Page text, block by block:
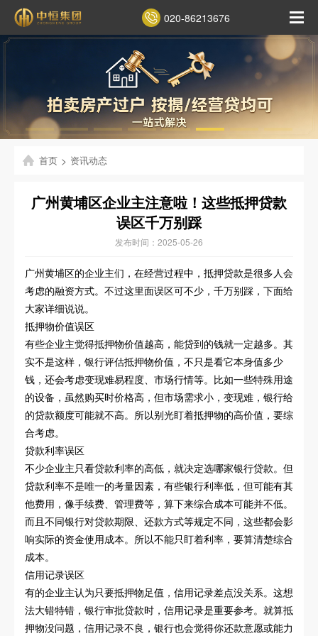
020-86213676
首页 > 资讯动态
广州黄埔区企业主注意啦！这些抵押贷款
误区千万别踩
发布时间：2025-05-26
广州黄埔区的企业主们，在经营过程中，抵押贷款是很多人会
考虑的融资方式。不过这里面误区可不少，千万别踩，下面给
大家详细说说。
抵押物价值误区
有些企业主觉得抵押物价值越高，能贷到的钱就一定越多。其
实不是这样，银行评估抵押物价值，不只是看它本身值多少
钱，还会考虑变现难易程度、市场行情等。比如一些特殊用途
的设备，虽然购买时价格高，但市场需求小，变现难，银行给
的贷款额度可能就不高。所以别光盯着抵押物的高价值，要综
合考虑。
贷款利率误区
不少企业主只看贷款利率的高低，就决定选哪家银行贷款。但
贷款利率不是唯一的考量因素，有些银行利率低，但可能有其
他费用，像手续费、管理费等，算下来综合成本可能并不低。
而且不同银行对贷款期限、还款方式等规定不同，这些都会影
响实际的资金使用成本。所以不能只盯着利率，要算清楚综合
成本。
信用记录误区
有的企业主认为只要抵押物足值，信用记录差点没关系。这想
法大错特错，银行审批贷款时，信用记录是重要参考。就算抵
押物没问题，信用记录不良，银行也会觉得你还款意愿或能力